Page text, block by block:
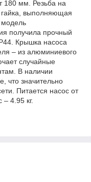
180 мм. Резьба на
выполняющая
получила прочный
Крышка насоса
– из алюминиевого
случайные
В наличии
что значительно
Питается насос от
4.95 кг.